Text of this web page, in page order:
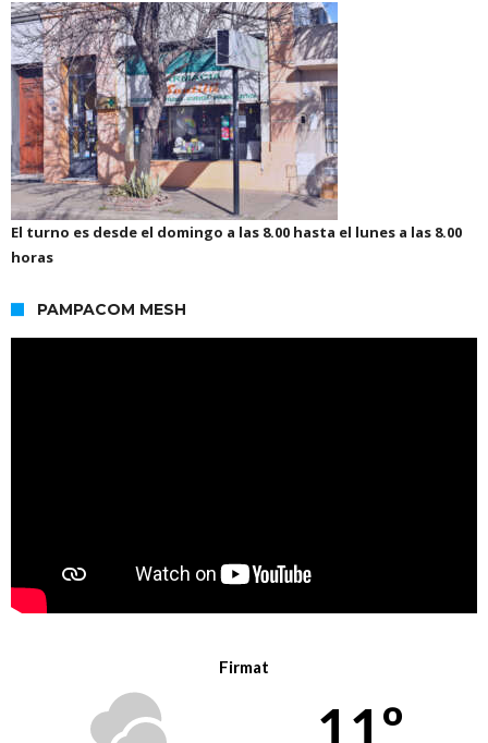
El turno es desde el domingo a las 8.00 hasta el lunes a las 8.00
horas
PAMPACOM MESH
Firmat
11º